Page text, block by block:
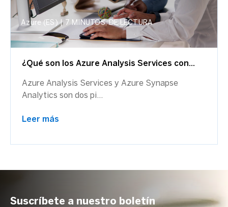
Azure (ES) | 7 MINUTOS, DE LECTURA
¿Qué son los Azure Analysis Services con...
Azure Analysis Services y Azure Synapse
Analytics son dos pi...
Leer más
Suscríbete a nuestro boletín